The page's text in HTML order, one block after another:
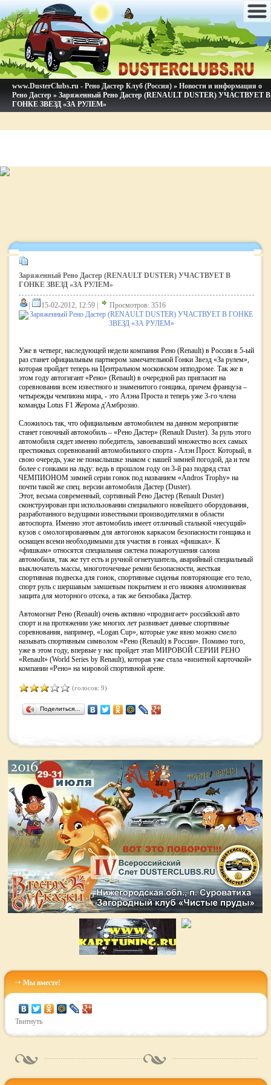
www.DusterClubs.ru - Рено Дастер Клуб (Россия) » Новости и информация о
Рено Дастер » Заряженный Рено Дастер (RENAULT DUSTER) УЧАСТВУЕТ В
ГОНКЕ ЗВЕЗД «ЗА РУЛЕМ»
Заряженный Рено Дастер (RENAULT DUSTER) УЧАСТВУЕТ В
ГОНКЕ ЗВЕЗД «ЗА РУЛЕМ»
15-02-2012, 12:59 | Просмотров: 3516
Уже в четверг, наследующей недели компания Рено (Renault) в России в 5-ый
раз станет официальным партнером замечательной Гонки Звезд «За рулем»,
которая пройдет теперь на Центральном московском ипподроме. Так же в
этом году автогигант «Рено» (Renault) в очередной раз пригласит на
соревнования всем известного и знаменитого гонщика, причем француза –
четырежды чемпиона мира, - это Алэна Проста и теперь уже 3-го члена
команды Lotus F1 Жерома д'Амброзио.
Сложилось так, что официальным автомобилем на данном мероприятие
станет гоночный автомобиль – «Рено Дастер» (Renault Duster). За руль этого
автомобиля сядет именно победитель, завоевавший множество всех самых
престижных соревнований автомобильного спорта - Алэн Прост. Который, в
свою очередь, уже не понаслышке знаком с нашей зимней погодой, да и тем
более с гонками на льду: ведь в прошлом году он 3-й раз подряд стал
ЧЕМПИОНОМ зимней серии гонок под названием «Andros Trophy» на
почти такой же спец. версии автомобиля Дастер (Duster).
Этот, весьма современный, сортивный Рено Дастер (Renault Duster)
сконструирован при использовании специального новейшего оборудования,
разработанного ведущими известными производителями в области
автоспорта. Именно этот автомобиль имеет отличный стальной «несущий»
кузов с омологированным для автогонок каркасом безопасности гонщика и
оснащен всеми необходимыми для участия в гонках «фишках». К
«фишкам» относятся специальная система пожаротушения салона
автомобиля, так же тут есть и ручной огнетушитель, аварийный специальный
выключатель массы, многоточечные ремни безопасности, жесткая
спортивная подвеска для гонок, спортивные сиденья повторяющие его тело,
спорт руль с шершавым замшевым покрытием и его нижняя алюминиевая
защита для моторного отсека, а так же бензобака Дастер.
Автомогнат Рено (Renault) очень активно «продвигает» российский авто
спорт и на протяжении уже многих лет развивает данные спортивные
соревнования, например, «Logan Cup», которые уже явно можно смело
называть спортивным символом «Рено (Renault) в России». Помимо того,
уже в этом году, впервые у нас пройдет этап МИРОВОЙ СЕРИИ РЕНО
«Renault» (World Series by Renault), которая уже стала «визитной карточкой»
компании «Рено» на мировой спортивной арене.
(голосов: 9)
Поделиться…
Мы вместе!
Твитнуть